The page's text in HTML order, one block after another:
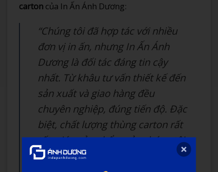
carton của In Ấn Ánh Dương:
“Chúng tôi đã hợp tác với nhiều
đơn vị in ấn, nhưng In Ấn Ánh
Dương là đối tác đáng tin cậy
nhất. Từ khâu tư vấn thiết kế đến
sản xuất và giao hàng đều
chuyên nghiệp, đúng tiến độ. Đặc
biệt, chất lượng thùng carton rất
tốt, giúp sản phẩm của chúng tôi
luôn được bảo vệ an toàn khi vận